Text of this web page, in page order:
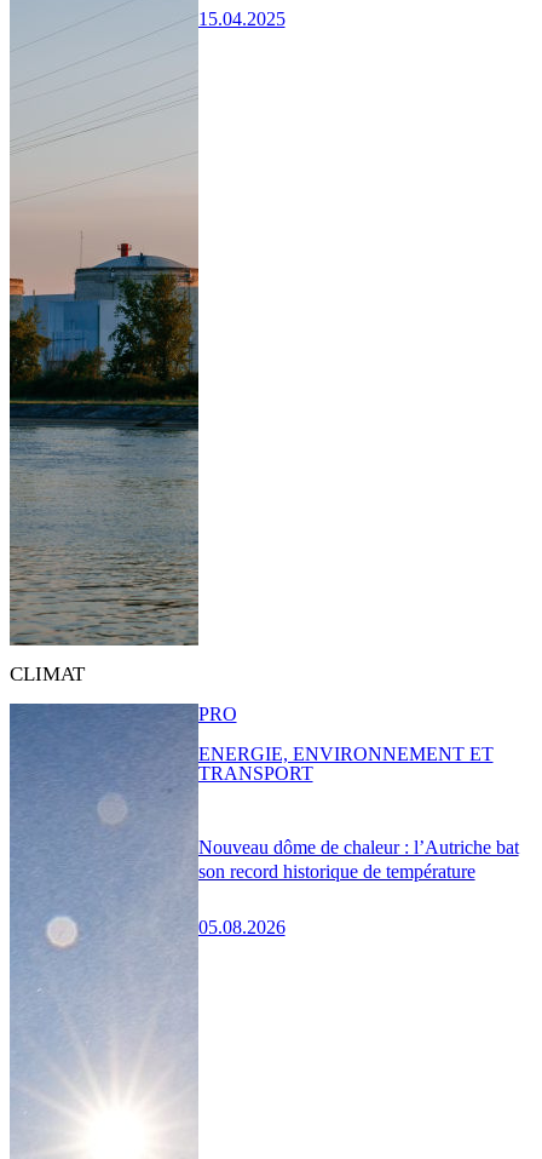
15.04.2025
CLIMAT
Nouveau dôme de chaleur : l’Autriche bat
son record historique de température
05.08.2026
PRO
ENERGIE, ENVIRONNEMENT ET
TRANSPORT